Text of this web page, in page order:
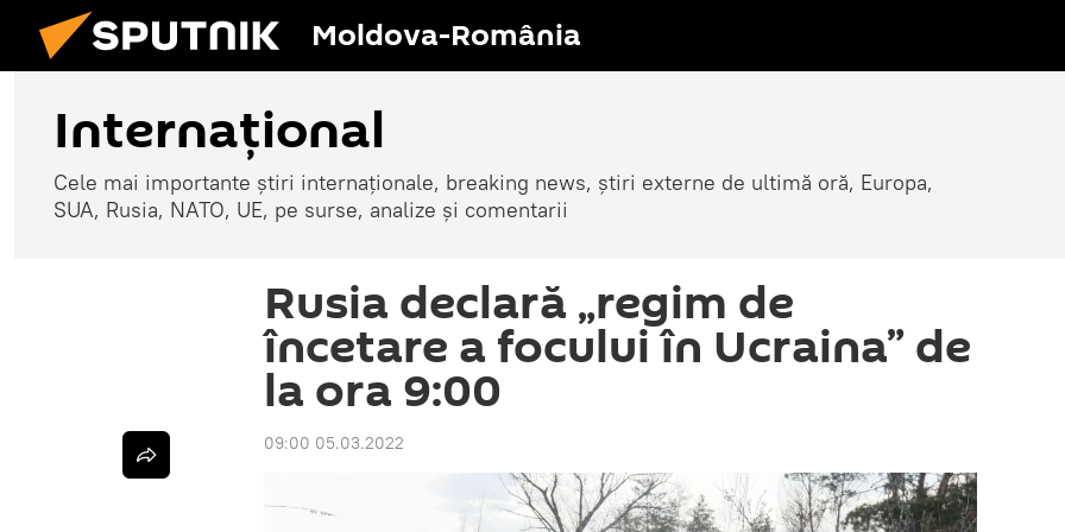
Moldova-România
Internaţional
Cele mai importante știri internaționale, breaking news, știri externe de ultimă oră, Europa,
SUA, Rusia, NATO, UE, pe surse, analize și comentarii
Rusia declară „regim de
încetare a focului în Ucraina” de
la ora 9:00
09:00 05.03.2022